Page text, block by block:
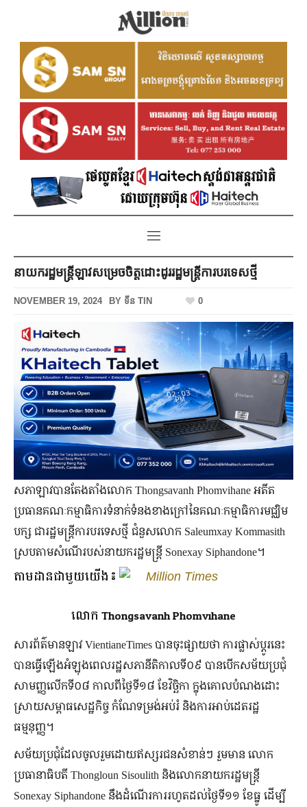
នាយករដ្ឋមន្ត្រីឡាវសម្រេចចិត្តដោះដូររដ្ឋមន្ត្រីការបរទេសថ្មី
NOVEMBER 19, 2024 BY ទីន TIN 0
សភាឡាវបានតែងតាំងលោក Thongsavanh Phomvihane អតីត
ប្រធានគណៈកម្មាធិការទំនាក់ទំនងខាងក្រៅនៃគណៈកម្មាធិការមជ្ឈិម
បក្ស ជារដ្ឋមន្ត្រីការបរទេសថ្មី ជំនួសលោក Saleumxay Kommasith
ស្របតាមសំណើរបស់នាយករដ្ឋមន្ត្រី Sonexay Siphandone។
តាមដានជាមួយយើង៖ Million Times
លោក Thongsavanh Phomvihane
សារព័ត៌មានឡាវ VientianeTimes បានចុះផ្សាយថា ការផ្លាស់ប្ដូរនេះ
បានធ្វើឡើងអំឡុងពេលរដ្ឋសភានីតិកាលទី០៩ បានបើកសម័យប្រជុំ
សាមញ្ញលើកទី០៨ កាលពីថ្ងៃទី១៨ ខែវិច្ឆិកា ក្នុងគោលបំណងដោះ
ស្រាយសម្ពាធសេដ្ឋកិច្ច កំណែទម្រង់អប់រំ និងការអាប់ដេតរដ្ឋ
ធម្មនុញ្ញ។
សម័យប្រជុំដែលចូលរួមដោយឥស្សរជនសំខាន់ៗ រួមមាន លោក
ប្រធានាធិបតី Thongloun Sisoulith និងលោកនាយករដ្ឋមន្ត្រី
Sonexay Siphandone នឹងដំណើរការរហូតដល់ថ្ងៃទី១១ ខែធ្នូ ដើម្បី